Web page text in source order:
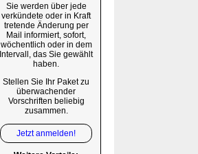
Sie werden über jede
verkündete oder in Kraft
tretende Änderung per
Mail informiert, sofort,
wöchentlich oder in dem
Intervall, das Sie gewählt
haben.
Stellen Sie Ihr Paket zu
überwachender
Vorschriften beliebig
zusammen.
Jetzt anmelden!